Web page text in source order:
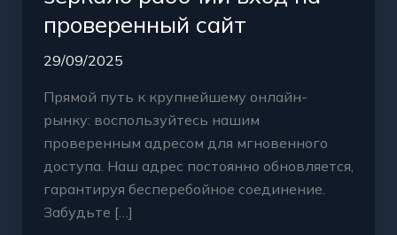
проверенный сайт
29/09/2025
Прямой путь к крупнейшему онлайн-
рынку: воспользуйтесь нашим
проверенным адресом для мгновенного
доступа. Наш адрес постоянно обновляется,
гарантируя бесперебойное соединение.
Забудьте […]